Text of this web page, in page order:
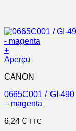
+
Aperçu
CANON
0665C001 / GI-
– magenta
6,24 € TTC